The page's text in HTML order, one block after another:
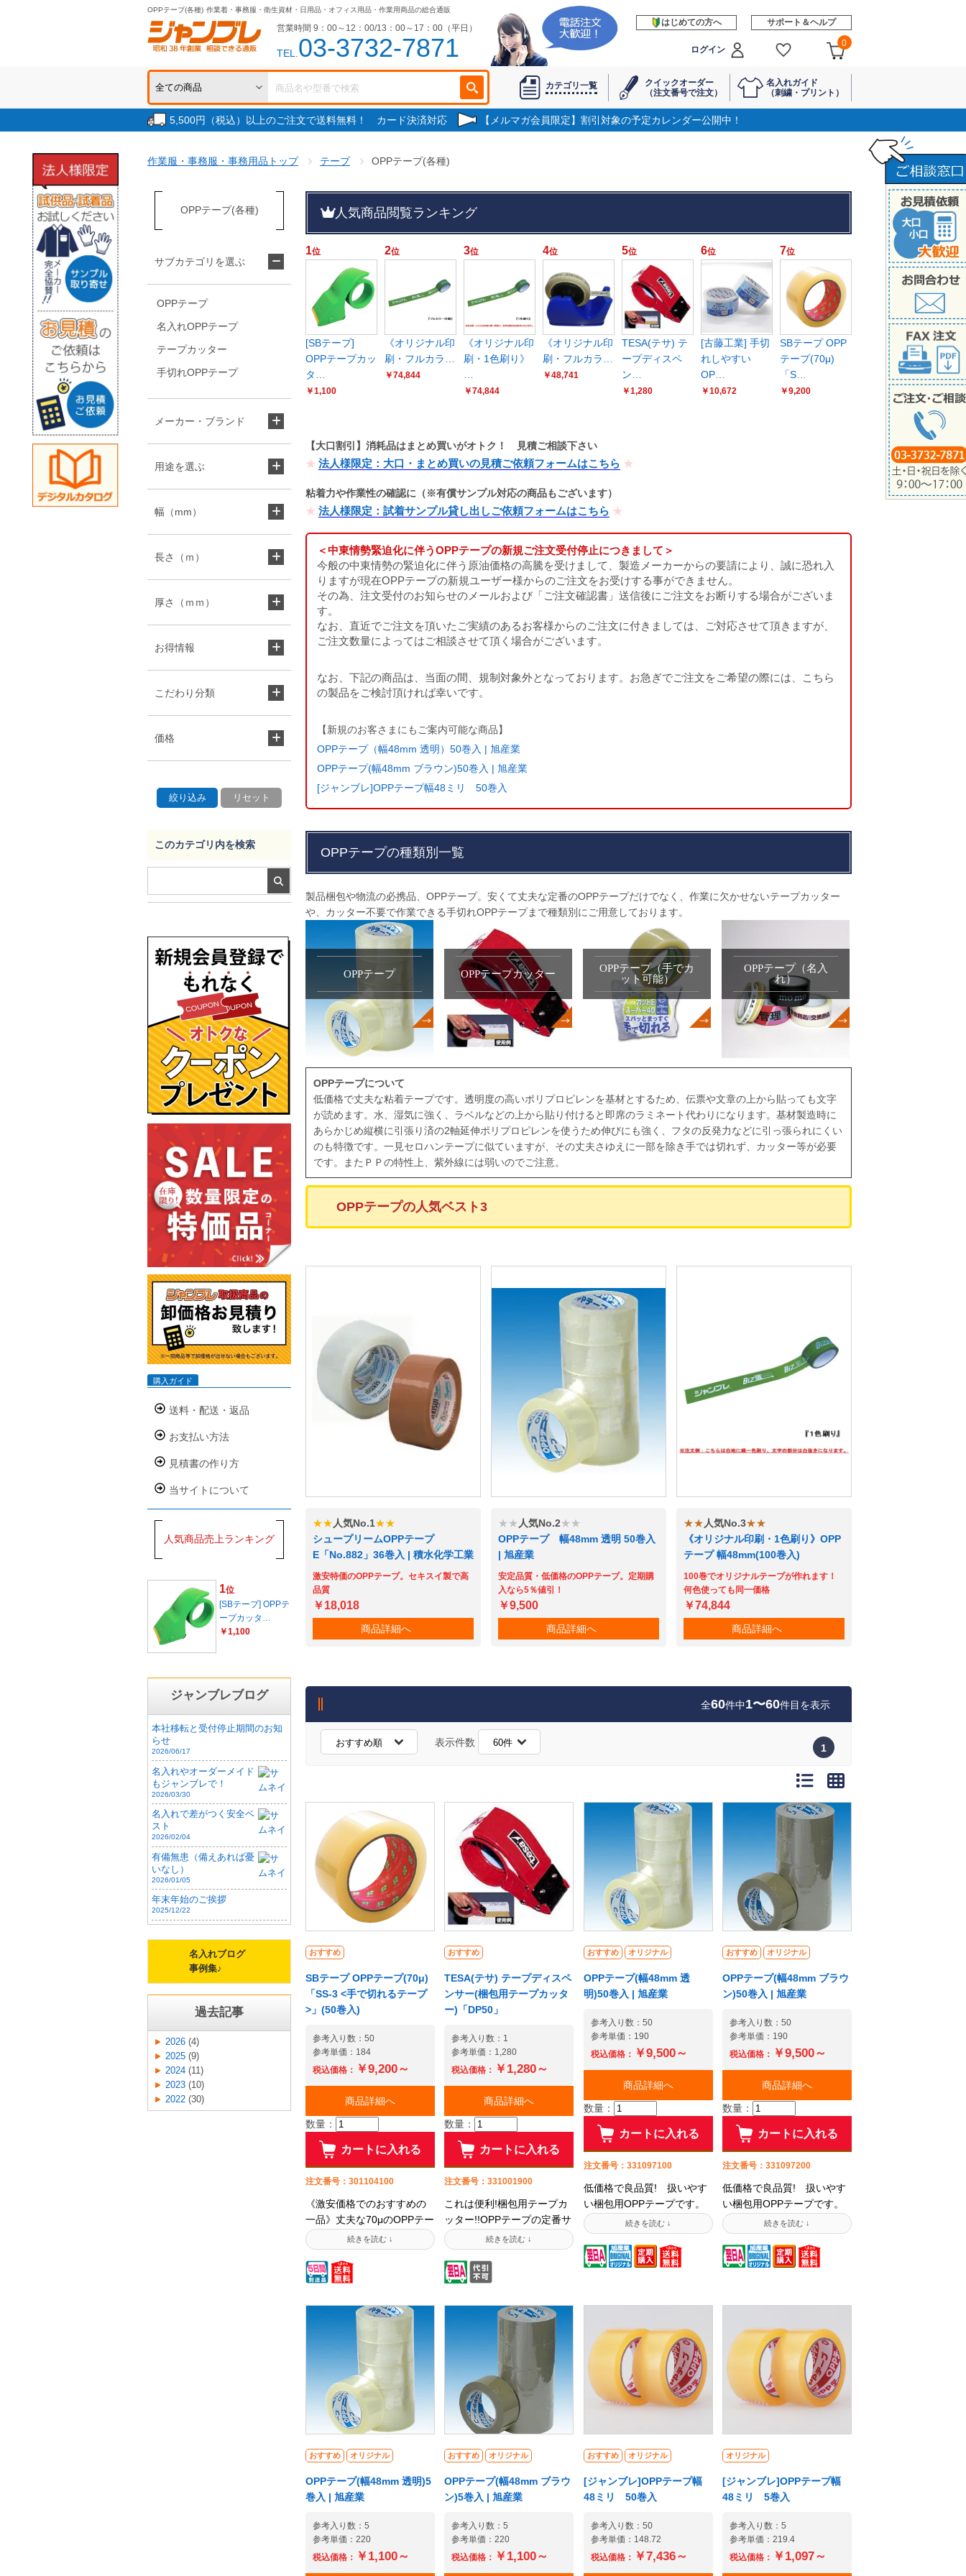
OPPテープ(各種) 作業着・事務服・衛生資材・日用品・オフィス用品・作業用商品の総合通販
営業時間 9：00～12：00/13：00～17：00（平日）
TEL.03-3732-7871
はじめての方へ サポート＆ヘルプ
ログイン
0
カテゴリ一覧
クイックオーダー
（注文番号で注文）
名入れガイド
（刺繍・プリント）
5,500円（税込）以上のご注文で送料無料！ カード決済対応 【メルマガ会員限定】割引対象の予定カレンダー公開中！
作業服・事務服・事務用品トップ テープ OPPテープ(各種)
人気商品閲覧ランキング
1位
[SBテープ]
OPPテープカッ
タ…
￥1,100
2位
《オリジナル印
刷・フルカラ…
￥74,844
3位
《オリジナル印
刷・1色刷り》
…
￥74,844
4位
《オリジナル印
刷・フルカラ…
￥48,741
5位
TESA(テサ) テ
ープディスペ
ン…
￥1,280
6位
[古藤工業] 手切
れしやすい
OP…
￥10,672
7位
SBテープ OPP
テープ(70μ)
「S…
￥9,200
【大口割引】消耗品はまとめ買いがオトク！ 見積ご相談下さい
法人様限定：大口・まとめ買いの見積ご依頼フォームはこちら
粘着力や作業性の確認に（※有償サンプル対応の商品もございます）
法人様限定：試着サンプル貸し出しご依頼フォームはこちら
＜中東情勢緊迫化に伴うOPPテープの新規ご注文受付停止につきまして＞
今般の中東情勢の緊迫化に伴う原油価格の高騰を受けまして、製造メーカーからの要請により、誠に恐れ入
りますが現在OPPテープの新規ユーザー様からのご注文をお受けする事ができません。
その為、注文受付のお知らせのメールおよび「ご注文確認書」送信後にご注文をお断りする場合がございま
す。
なお、直近でご注文を頂いたご実績のあるお客様からのご注文に付きましては、ご対応させて頂きますが、
ご注文数量によってはご相談させて頂く場合がございます。
なお、下記の商品は、当面の間、規制対象外となっております。お急ぎでご注文をご希望の際には、こちら
の製品をご検討頂ければ幸いです。
【新規のお客さまにもご案内可能な商品】
OPPテープ（幅48mm 透明）50巻入 | 旭産業
OPPテープ(幅48mm ブラウン)50巻入 | 旭産業
[ジャンブレ]OPPテープ幅48ミリ 50巻入
OPPテープの種類別一覧
製品梱包や物流の必携品、OPPテープ。安くて丈夫な定番のOPPテープだけでなく、作業に欠かせないテープカッター
や、カッター不要で作業できる手切れOPPテープまで種類別にご用意しております。
OPPテープ OPPテープカッター
OPPテープ（手でカ
ット可能）
OPPテープ（名入
れ）
OPPテープについて
低価格で丈夫な粘着テープです。透明度の高いポリプロピレンを基材とするため、伝票や文章の上から貼っても文字
が読めます。水、湿気に強く、ラベルなどの上から貼り付けると即席のラミネート代わりになります。基材製造時に
あらかじめ縦横に引張り済の2軸延伸ポリプロピレンを使うため伸びにも強く、フタの反発力などに引っ張られにくい
のも特徴です。一見セロハンテープに似ていますが、その丈夫さゆえに一部を除き手では切れず、カッター等が必要
です。またＰＰの特性上、紫外線には弱いのでご注意。
OPPテープの人気ベスト3
★★人気No.1★★
シュープリームOPPテープ
E「No.882」36巻入 | 積水化学工業
激安特価のOPPテープ。セキスイ製で高
品質
￥18,018
商品詳細へ
★★ 人気No.2★★
OPPテープ 幅48mm 透明 50巻入
| 旭産業
安定品質・低価格のOPPテープ。定期購
入なら5％値引！
￥9,500
商品詳細へ
★★人気No.3★★
《オリジナル印刷・1色刷り》OPP
テープ 幅48mm(100巻入)
100巻でオリジナルテープが作れます！
何色使っても同一価格
￥74,844
商品詳細へ
全60件中1〜60件目を表示
表示件数 1
おすすめ
SBテープ OPPテープ(70μ)
「SS-3 <手で切れるテープ
>」(50巻入)
参考入り数：50
参考単価：184
税込価格： ￥9,200～
商品詳細へ
数量：
カートに入れる
注文番号：301104100
《激安価格でのおすすめの
一品》丈夫な70μのOPPテー
プながらも、テープを手で
切って梱包・封緘が出来る
カッターやハサミが不要な
便利なOPPテープです。使
れるOPPテープ。70μの厚み
で作業性も良好。OPPテー
プは耐水性にも優れていま
す。 輸出入品等をはじめ、
荷物のしっかりとした封
緘・梱包に欠かせないOPP
テープをディスペンサー(テ
ープカッター)を使わずと
仕様なので、作業効率の向
上も図れる利便性の高いテ
ープです。【SBテープとは
(SBグループ)-】1977年にマ
レーシアにて設立以来、
ASEAN地域を中心にシェア
を拡大・浸透し続け、同国
おすすめ
TESA(テサ) テープディスペ
ンサー(梱包用テープカッタ
ー)「DP50」
参考入り数：1
参考単価：1,280
税込価格： ￥1,280～
商品詳細へ
数量：
カートに入れる
注文番号：331001900
これは便利!梱包用テープカ
ッター!!OPPテープの定番サ
イズである幅48mmと幅
50mmに対応したテープカッ
ターです。頑丈なスチール
製ながら軽くて取り回しが
低価格。手で切れないOPP
テープのカットを簡単にし
作業を効率化。毎日の封か
ん・梱包作業のお供に。作
業時間の短縮に役立ちま
す。※こちらの製品はカッ
ター本体のみです。テープ
は付属しません。PRに役立
す
おすすめ オリジナル
OPPテープ(幅48mm 透
明)50巻入 | 旭産業
参考入り数：50
参考単価：190
税込価格： ￥9,500～
商品詳細へ
数量：
カートに入れる
注文番号：331097100
低価格で良品質! 扱いやす
い梱包用OPPテープです。
有名テープブランドメーカ
ー各社の主力品と同等の性
能を、プライベートブラン
ドならではの低価格で実現
った点ではOPPテープがピ
カ一。高いコストパフォー
マンスで物流・運送や製造
現場をサポートします。ク
ラフトと異なり粘着剤も強
い物が使用されている為、
ように手で簡単に切ること
ができないので、作業性を
考慮すると別途専用のカッ
ターを購入する必要があり
ます。他にも、OPPテープ
はプラスチック素材で作ら
れているのでリサイクルす
おすすめ オリジナル
OPPテープ(幅48mm ブラウ
ン)50巻入 | 旭産業
参考入り数：50
参考単価：190
税込価格： ￥9,500～
商品詳細へ
数量：
カートに入れる
注文番号：331097200
低価格で良品質! 扱いやす
い梱包用OPPテープです。
有名テープブランドメーカ
ー各社の主力品と同等の性
能を、プライベートブラン
ドならではの低価格で実現
った点ではOPPテープがピ
カ一。高いコストパフォー
マンスで物流・運送や製造
現場をサポートします。業
務用の梱包資材として一般
的な48mm幅。50巻入りの
ンボールになじみやすい。
OPPテープは手で切れない
為、別途テープカッターを
ご用意ください。テープカ
ッターは下記よりご確認い
ただけます。テープカッタ
ー※一部商品で紙巻の文字
おすすめ オリジナル
OPPテープ(幅48mm 透明)5
巻入 | 旭産業
参考入り数：5
参考単価：220
税込価格： ￥1,100～
おすすめ オリジナル
OPPテープ(幅48mm ブラウ
ン)5巻入 | 旭産業
参考入り数：5
参考単価：220
税込価格： ￥1,100～
おすすめ オリジナル
[ジャンブレ]OPPテープ幅
48ミリ 50巻入
参考入り数：50
参考単価：148.72
税込価格： ￥7,436～
オリジナル
[ジャンブレ]OPPテープ幅
48ミリ 5巻入
参考入り数：5
参考単価：219.4
税込価格： ￥1,097～
OPPテープ(各種)
サブカテゴリを選ぶ
OPPテープ
名入れOPPテープ
テープカッター
手切れOPPテープ
メーカー・ブランド
用途を選ぶ
幅（mm）
長さ（ｍ）
厚さ（ｍｍ）
お得情報
こだわり分類
価格
このカテゴリ内を検索
購入ガイド
送料・配送・返品
お支払い方法
見積書の作り方
当サイトについて
人気商品売上ランキング
1位
[SBテープ] OPPテ
ープカッタ…
￥1,100
ジャンブレブログ
本社移転と受付停止期間のお知
らせ
2026/06/17
名入れやオーダーメイド
もジャンブレで！
2026/03/30
名入れで差がつく安全ベ
スト
2026/02/04
有備無患（備えあれば憂
いなし）
2026/01/05
年末年始のご挨拶
2025/12/22
名入れブログ
事例集♪
過去記事
2026 (4)
2025 (9)
2024 (11)
2023 (10)
2022 (30)